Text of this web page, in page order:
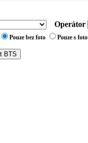
Operátor
Pouze bez foto Pouze s foto